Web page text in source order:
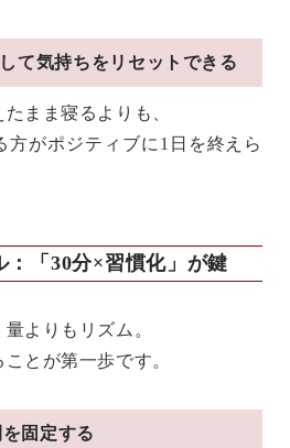
て気持ちをリセットできる
まま寝るよりも、
方がポジティブに1日を終えら
：「30分×習慣化」が鍵
量よりもリズム 。
とが第一歩です。
固定する